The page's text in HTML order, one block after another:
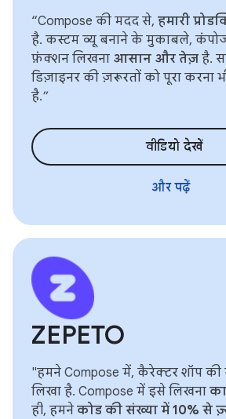
“Compose की मदद से, हमारी
है. कस्टम व्यू बनाने के मुकाबले,
फ़ंक्शन लिखना आसान और तेज़ है.
डिज़ाइनर की ज़रूरतों को पूरा करना
है.”
वीडियो देखें
और पढ़ें
ZEPETO
"हमने Compose में, कैरेक्टर शॉप की
लिखा है. Compose में इसे लिखना
ही, हमने कोड की संख्या में 10% से